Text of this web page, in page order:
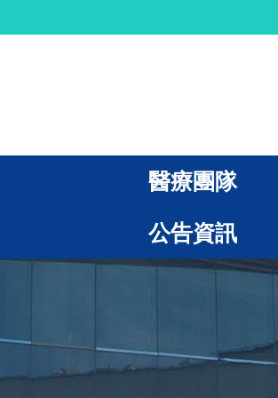
醫療團隊
公告資訊